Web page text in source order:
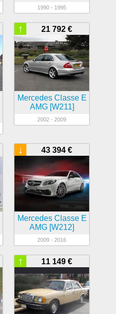
1990 - 1995
21 792 €
↑
Mercedes Classe E
AMG [W211]
2002 - 2009
43 394 €
↓
Mercedes Classe E
AMG [W212]
2009 - 2016
11 149 €
↑